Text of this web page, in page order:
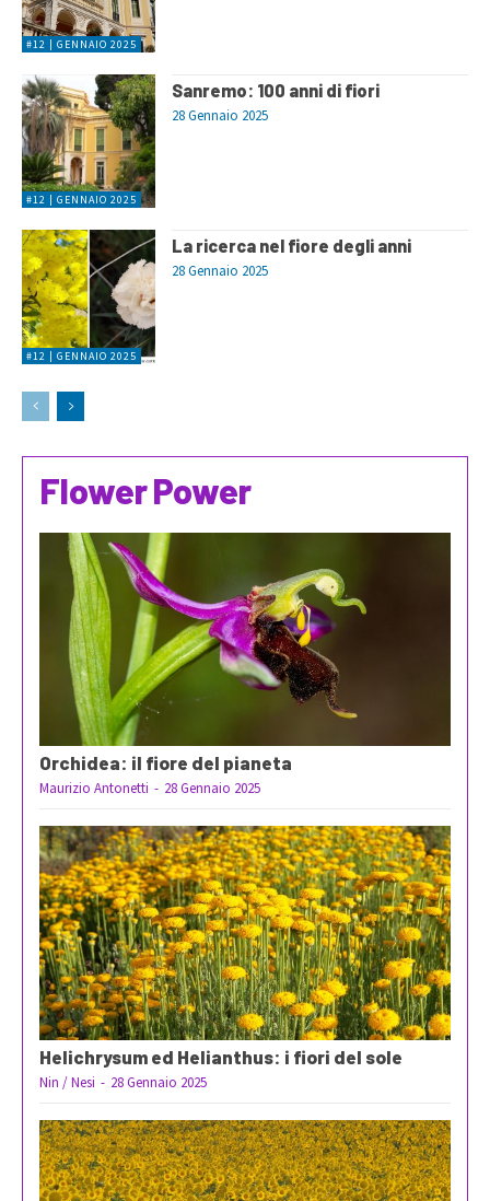
#12 | GENNAIO 2025
#12 | GENNAIO 2025
Sanremo: 100 anni di fiori
28 Gennaio 2025
#12 | GENNAIO 2025
La ricerca nel fiore degli anni
28 Gennaio 2025
Flower Power
Orchidea: il fiore del pianeta
Maurizio Antonetti - 28 Gennaio 2025
Helichrysum ed Helianthus: i fiori del sole
Nin / Nesi - 28 Gennaio 2025